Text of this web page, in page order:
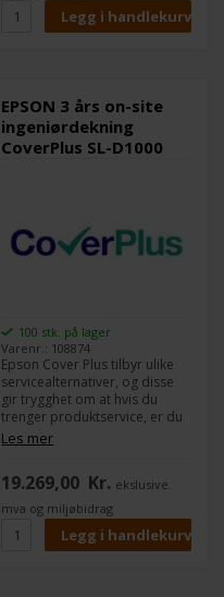
EPSON 3 års on-site
ingeniørdekning
CoverPlus SL-D1000
100 stk. på lager
Varenr.: 108874
Epson Cover Plus tilbyr ulike
servicealternativer, og disse
gir trygghet om at hvis du
trenger produktservice, er du
dekket av Epsons høyt
prioriterte støtte-,
erstatningsprogram.
Les mer
19.269,00 Kr. ekslusive.
mva og miljøbidrag